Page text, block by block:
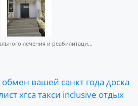
лечения и реабилитаци...
обмен вашей санкт года доска
хгса такси inclusive отдых